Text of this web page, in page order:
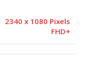
2340 x 1080 Pixels
FHD+